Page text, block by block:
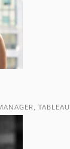
TABLEAU